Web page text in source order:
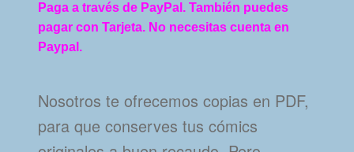
Paga a través de PayPal. También puedes
pagar con Tarjeta. No necesitas cuenta en
Paypal.
Nosotros te ofrecemos copias en PDF,
para que conserves tus cómics